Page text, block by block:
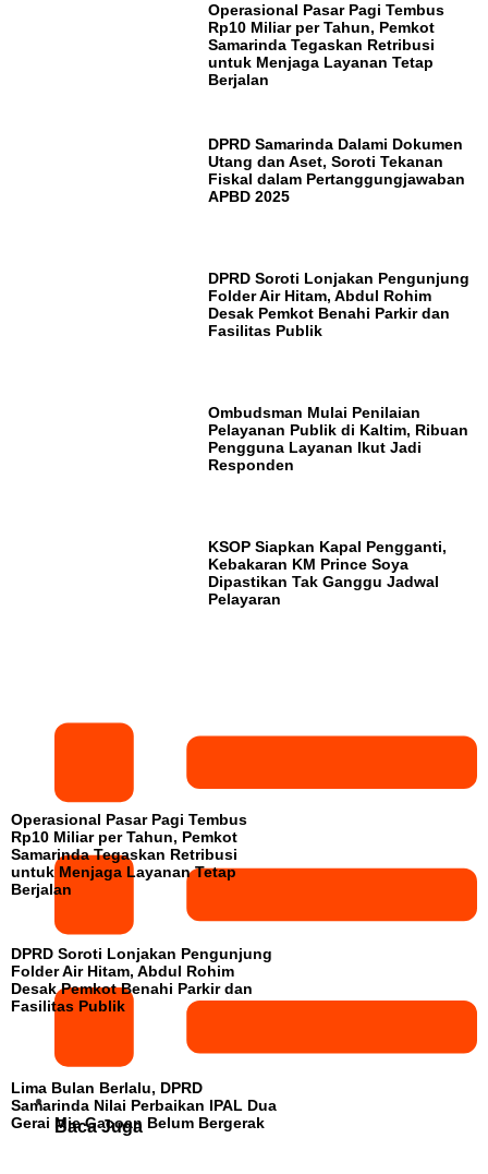
Operasional Pasar Pagi Tembus
Rp10 Miliar per Tahun, Pemkot
Samarinda Tegaskan Retribusi
untuk Menjaga Layanan Tetap
Berjalan
DPRD Samarinda Dalami Dokumen
Utang dan Aset, Soroti Tekanan
Fiskal dalam Pertanggungjawaban
APBD 2025
DPRD Soroti Lonjakan Pengunjung
Folder Air Hitam, Abdul Rohim
Desak Pemkot Benahi Parkir dan
Fasilitas Publik
Ombudsman Mulai Penilaian
Pelayanan Publik di Kaltim, Ribuan
Pengguna Layanan Ikut Jadi
Responden
KSOP Siapkan Kapal Pengganti,
Kebakaran KM Prince Soya
Dipastikan Tak Ganggu Jadwal
Pelayaran
Baca Juga
Operasional Pasar Pagi Tembus
Rp10 Miliar per Tahun, Pemkot
Samarinda Tegaskan Retribusi
untuk Menjaga Layanan Tetap
Berjalan
DPRD Soroti Lonjakan Pengunjung
Folder Air Hitam, Abdul Rohim
Desak Pemkot Benahi Parkir dan
Fasilitas Publik
Lima Bulan Berlalu, DPRD
Samarinda Nilai Perbaikan IPAL Dua
Gerai Mie Gacoan Belum Bergerak